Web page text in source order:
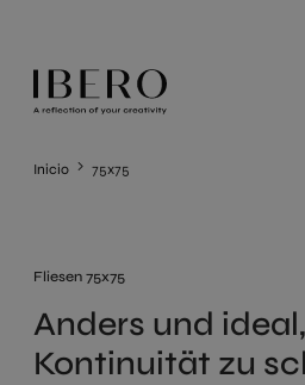
Inicio 75x75
Fliesen 75x75
Anders und
Kontinuität zu